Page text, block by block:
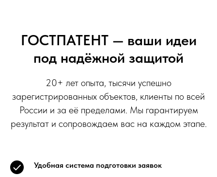
ГОСТПАТЕНТ — ваши идеи
под надёжной защитой
20+ лет опыта, тысячи успешно
зарегистрированных объектов, клиенты по всей
России и за её пределами. Мы гарантируем
результат и сопровождаем вас на каждом этапе.
Удобная система подготовки заявок